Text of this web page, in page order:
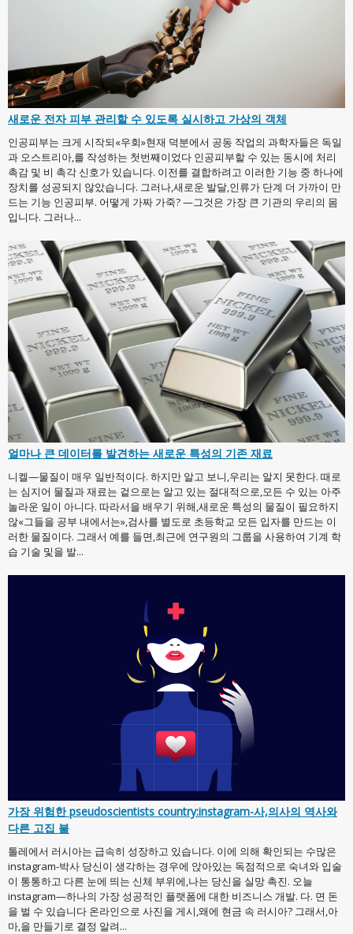
새로운 전자 피부 관리할 수 있도록 실시하고 가상의 객체
인공피부는 크게 시작되«우회»현재 덕분에서 공동 작업의 과학자들은 독일
과 오스트리아,를 작성하는 첫번째이었다 인공피부할 수 있는 동시에 처리
촉감 및 비 촉각 신호가 있습니다. 이전를 결합하려고 이러한 기능 중 하나에
장치를 성공되지 않았습니다. 그러나,새로운 발달,인류가 단계 더 가까이 만
드는 기능 인공피부. 어떻게 가짜 가죽? —그것은 가장 큰 기관의 우리의 몸
입니다. 그러나...
얼마나 큰 데이터를 발견하는 새로운 특성의 기존 재료
니켈—물질이 매우 일반적이다. 하지만 알고 보니,우리는 알지 못한다. 때로
는 심지어 물질과 재료는 겉으로는 알고 있는 절대적으로,모든 수 있는 아주
놀라운 일이 아니다. 따라서을 배우기 위해,새로운 특성의 물질이 필요하지
않«그들을 공부 내에서는»,검사를 별도로 초등학교 모든 입자를 만드는 이
러한 물질이다. 그래서 예를 들면,최근에 연구원의 그룹을 사용하여 기계 학
습 기술 및을 발...
가장 위험한 pseudoscientists country:instagram-사,의사의 역사와
다른 고집 불
톨레에서 러시아는 급속히 성장하고 있습니다. 이에 의해 확인되는 수많은
instagram-박사 당신이 생각하는 경우에 앉아있는 독점적으로 숙녀와 입술
이 통통하고 다른 눈에 띄는 신체 부위에,나는 당신을 실망 촉진. 오늘
instagram—하나의 가장 성공적인 플랫폼에 대한 비즈니스 개발. 다. 면 돈
을 벌 수 있습니다 온라인으로 사진을 게시,왜에 현금 속 러시아? 그래서,아
마,을 만들기로 결정 알려...